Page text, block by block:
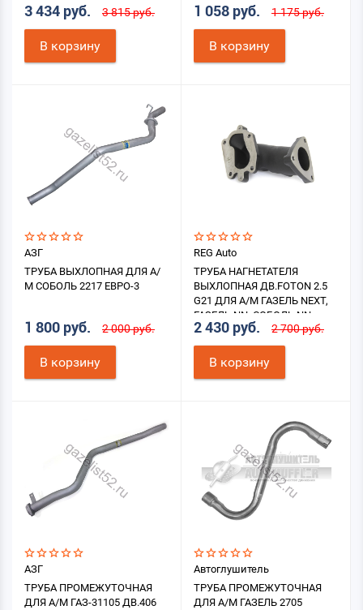
3 434 руб. 3 815 руб.
В корзину
1 058 руб. 1 175 руб.
В корзину
АЗГ
ТРУБА ВЫХЛОПНАЯ ДЛЯ А/
М СОБОЛЬ 2217 ЕВРО-3
1 800 руб. 2 000 руб.
В корзину
REG Auto
ТРУБА НАГНЕТАТЕЛЯ
ВЫХЛОПНАЯ ДВ.FOTON 2.5
G21 ДЛЯ А/М ГАЗЕЛЬ NEXT,
ГАЗЕЛЬ NN, СОБОЛЬ NN
2 430 руб. 2 700 руб.
В корзину
АЗГ
ТРУБА ПРОМЕЖУТОЧНАЯ
ДЛЯ А/М ГАЗ-31105 ДВ.406
Автоглушитель
ТРУБА ПРОМЕЖУТОЧНАЯ
ДЛЯ А/М ГАЗЕЛЬ 2705